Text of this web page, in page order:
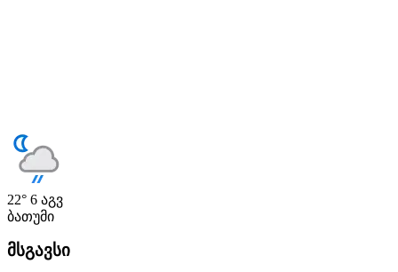
22° 6 აგვ
ბათუმი
მსგავსი